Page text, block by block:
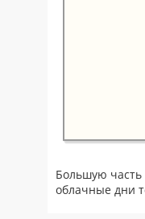
Большую
облачные дни